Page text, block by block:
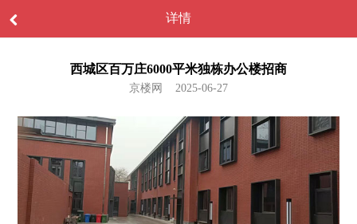
详情
西城区百万庄6000平米独栋办公楼招商
京楼网 2025-06-27